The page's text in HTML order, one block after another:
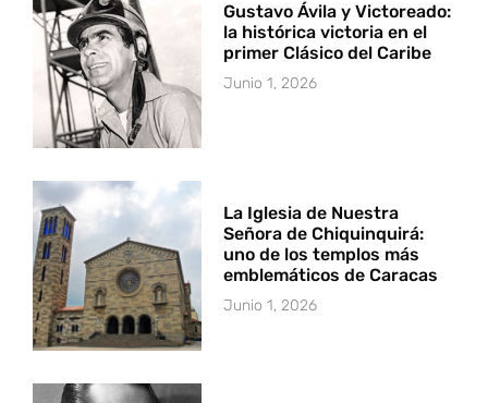
Gustavo Ávila y Victoreado:
la histórica victoria en el
primer Clásico del Caribe
Junio 1, 2026
La Iglesia de Nuestra
Señora de Chiquinquirá:
uno de los templos más
emblemáticos de Caracas
Junio 1, 2026